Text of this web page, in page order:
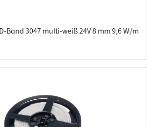
Band 3047 multi-weiß 24V 8 mm 9,6 W/m